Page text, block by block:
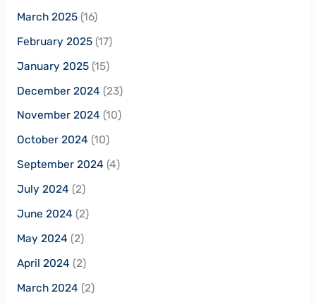
March 2025(16)
February 2025(17)
January 2025(15)
December 2024 (23)
November 2024 (10)
October 2024 (10)
September 2024 (4)
July 2024 (2)
June 2024 (2)
May 2024 (2)
April 2024 (2)
March 2024 (2)